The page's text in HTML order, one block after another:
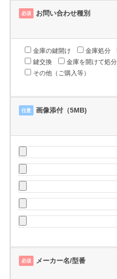
必須 お問い合わせ種別
金庫の鍵開け 金庫処分
鍵交換
金庫を開けて処分
その他（ご購入等）
任意 画像添付（5MB)
必須 メーカー名/型番